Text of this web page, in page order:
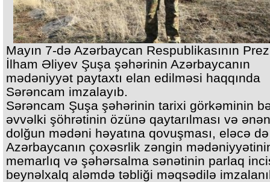
Mayın 7-də Azərbaycan Respublikasının
İlham Əliyev Şuşa şəhərinin Azərbaycanın
mədəniyyət paytaxtı elan edilməsi haqqında
Sərəncam imzalayıb.
Sərəncam Şuşa şəhərinin tarixi görkəminin
əvvəlki şöhrətinin özünə qaytarılması və
dolğun mədəni həyatına qovuşması, eləcə də
Azərbaycanın çoxəsrlik zəngin
memarlıq və şəhərsalma sənətinin parlaq
beynəlxalq aləmdə təbliği məqsədilə